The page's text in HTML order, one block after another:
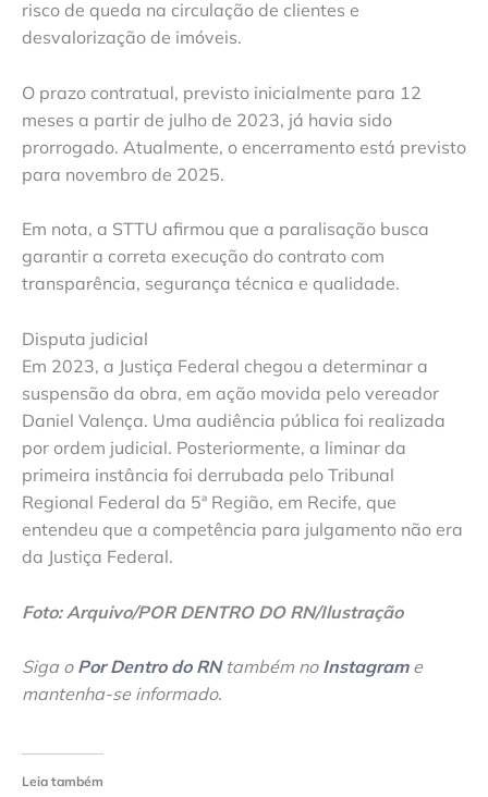
risco de queda na circulação de clientes e
desvalorização de imóveis.
O prazo contratual, previsto inicialmente para 12
meses a partir de julho de 2023, já havia sido
prorrogado. Atualmente, o encerramento está previsto
para novembro de 2025.
Em nota, a STTU afirmou que a paralisação busca
garantir a correta execução do contrato com
transparência, segurança técnica e qualidade.
Disputa judicial
Em 2023, a Justiça Federal chegou a determinar a
suspensão da obra, em ação movida pelo vereador
Daniel Valença. Uma audiência pública foi realizada
por ordem judicial. Posteriormente, a liminar da
primeira instância foi derrubada pelo Tribunal
Regional Federal da 5ª Região, em Recife, que
entendeu que a competência para julgamento não era
da Justiça Federal.
Foto: Arquivo/POR DENTRO DO RN/Ilustração
Siga o Por Dentro do RNtambém no Instagrame
mantenha-se informado.
Leia também